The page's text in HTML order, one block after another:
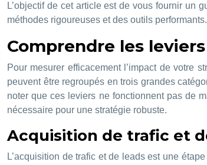
L’objectif de cet article est de vous fournir un
méthodes rigoureuses et des outils performants.
Comprendre les
Pour mesurer efficacement l’impact de votre
peuvent être regroupés en trois grandes
noter que ces leviers ne fonctionnent pas de
nécessaire pour une stratégie robuste.
Acquisition de trafic et
L’acquisition de trafic et de leads est une